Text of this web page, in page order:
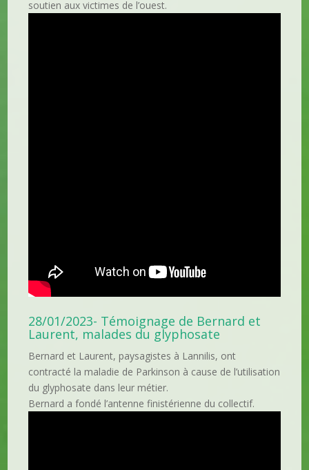
soutien aux victimes de l’ouest.
28/01/2023- Témoignage de Bernard et
Laurent, malades du glyphosate
Bernard et Laurent, paysagistes à Lannilis, ont
contracté la maladie de Parkinson à cause de l’utilisation
du glyphosate dans leur métier.
Bernard a fondé l’antenne finistérienne du collectif.